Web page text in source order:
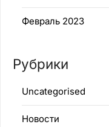
Февраль 2023
Рубрики
Uncategorised
Новости